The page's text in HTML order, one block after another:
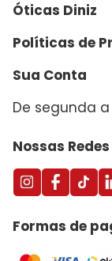
Óticas Diniz
Políticas de
Sua Conta
De segunda a
Nossas
Formas de